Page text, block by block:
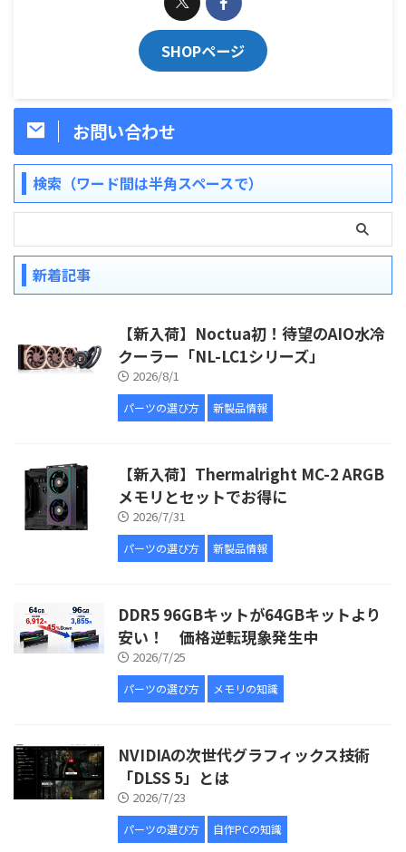
SHOPページ
お問い合わせ
検索（ワード間は半角スペースで）
新着記事
【新入荷】Noctua初！待望のAIO水冷
クーラー「NL-LC1シリーズ」
2026/8/1
パーツの選び方 新製品情報
【新入荷】Thermalright MC-2 ARGB
メモリとセットでお得に
2026/7/31
パーツの選び方 新製品情報
DDR5 96GBキットが64GBキットより
安い！ 価格逆転現象発生中
2026/7/25
パーツの選び方 メモリの知識
NVIDIAの次世代グラフィックス技術
「DLSS 5」とは
2026/7/23
パーツの選び方 自作PCの知識